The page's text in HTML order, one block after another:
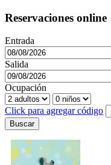
Reservaciones online
Entrada
Salida
Ocupación
Click para agregar código
Buscar